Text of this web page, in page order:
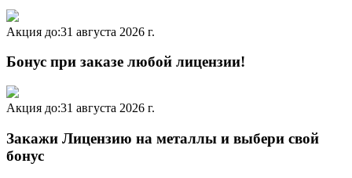
Акция до:31 августа 2026 г.
Бонус при заказе любой лицензии!
Акция до:31 августа 2026 г.
Закажи Лицензию на металлы и выбери свой
бонус